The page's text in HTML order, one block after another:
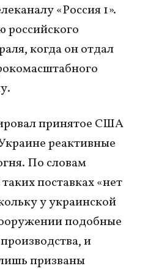
«Россия 1».
российского
когда он отдал
принятое США
реактивные
По словам
поставках «нет
у украинской
подобные
и
призваны